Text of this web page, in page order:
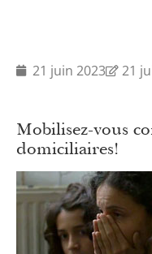
21 juin 2023 21
Mobilisez-vous
domiciliaires!